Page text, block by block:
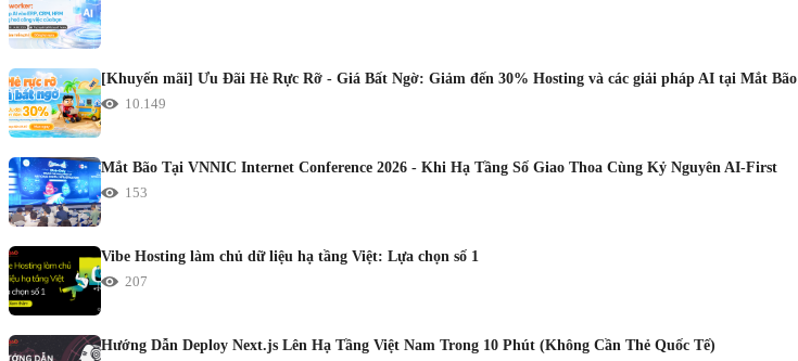
[Khuyến mãi] Ưu Đãi Hè Rực Rỡ - Giá Bất Ngờ: Giảm đến 30% Hosting và các giải pháp AI tại Mắt Bão
10.149
Mắt Bão Tại VNNIC Internet Conference 2026 - Khi Hạ Tầng Số Giao Thoa Cùng Kỷ Nguyên AI-First
153
Vibe Hosting làm chủ dữ liệu hạ tầng Việt: Lựa chọn số 1
207
Hướng Dẫn Deploy Next.js Lên Hạ Tầng Việt Nam Trong 10 Phút (Không Cần Thẻ Quốc Tế)